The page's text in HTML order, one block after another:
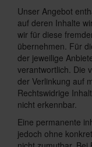
Unser Angebot
auf deren Inhalte
wir für diese
übernehmen. Für
der jeweilige
verantwortlich. Die
der Verlinkung auf
Rechtswidrige
nicht erkennbar.
Eine permanente
jedoch ohne